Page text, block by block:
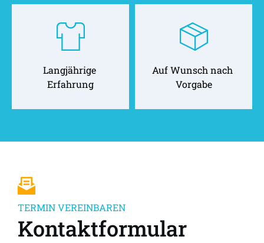
Langjährige
Erfahrung
Auf Wunsch nach
Vorgabe
TERMIN VEREINBAREN
Kontaktformular